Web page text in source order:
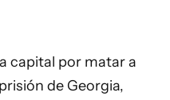
capital por matar a
de Georgia,